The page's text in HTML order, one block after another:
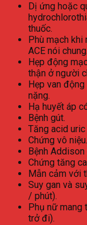
Dị ứng hoặc
thuốc.
Phù mạch
ACE nói chung.
Hẹp động
thận ở người
Hẹp van
nặng.
Hạ huyết áp
Bệnh gút.
Tăng acid uric
Chứng vô niệu.
Bệnh
Chứng tăng
Mẫn cảm với
Suy gan và
/ phút).
Phụ nữ
trở đi).